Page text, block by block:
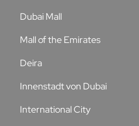
Dubai Mall
Mall of the Emirates
Deira
Innenstadt von Dubai
International City